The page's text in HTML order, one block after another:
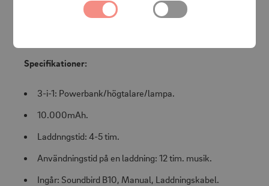
som gör det lätt att bära eftersom det är en
Specifikationer:
3-i-1: Powerbank/högtalare/lampa.
10.000mAh.
Laddnngstid: 4-5 tim.
Användningstid på en laddning: 12 tim. musik.
Ingår: Soundbird B10, Manual, Laddningskabel.